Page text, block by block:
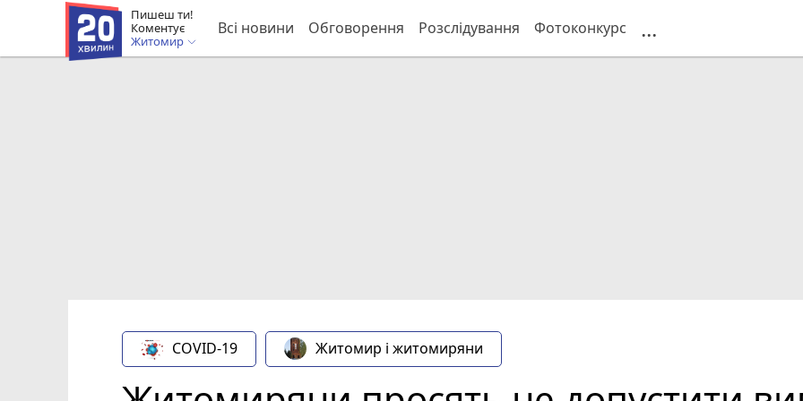
Пишеш ти!
Коментує
Житомир
Всі новини Обговорення Розслідування Фотоконкурс ...
COVID-19 Житомир і житомиряни